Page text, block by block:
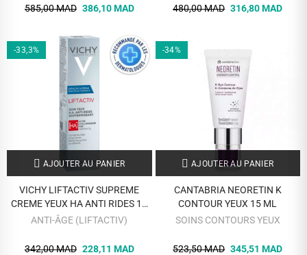
585,00 MAD 386,10 MAD 480,00 MAD 316,80 MAD
-33,3%
AJOUTER AU PANIER
VICHY LIFTACTIV SUPREME
CREME YEUX HA ANTI RIDES 15
ML
ANTI-ÂGE (LIFTACTIV)
342,00 MAD 228,11 MAD
-34%
AJOUTER AU PANIER
CANTABRIA NEORETIN K
CONTOUR YEUX 15 ML
SOINS CONTOURS YEUX
523,50 MAD 345,51 MAD